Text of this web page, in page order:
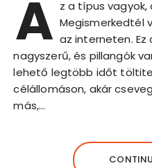
A z a típus
Megismerkedtél
az interneten. Ez
nagyszerű, és pillangók
lehető legtöbb időt
célállomáson, akár
más,…